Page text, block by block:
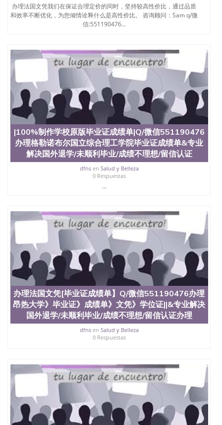
办理法国文凭我们在保证合理定价的同时，坚持较高性价比，通过品质
和效率不断优化，为您倾情诠释什么是高性价比。 咨询顾问：Sam q/微
信:551190476...
|100%制作学校原版毕业证成绩单|Q/微信551190476
办理格勒诺布尔国立综合理工学院毕业证成绩单&专业
解决国外退学/未顺利毕业/成绩不理想/留信认证
dfnsen Salud y Belleza
0 Respuestas
...
办理法国文凭[毕业证成绩单】Q/微信551190476办理
昂热大学》毕业证》成绩单》文凭》学位证||&专业解决
国外退学/未顺利毕业/成绩不理想/留信认证办理
dfnsen Salud y Belleza
0 Respuestas